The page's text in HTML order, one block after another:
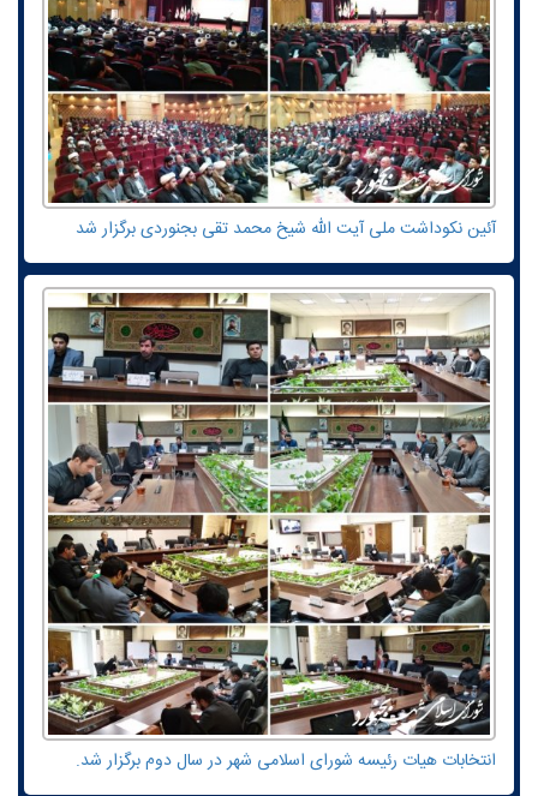
آئین نکوداشت ملی آیت الله شیخ محمد تقی بجنوردی برگزار شد
انتخابات هیات رئیسه شورای اسلامی شهر در سال دوم برگزار شد.